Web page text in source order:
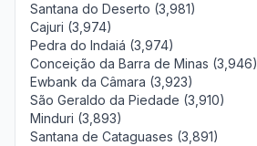
Santana do Deserto (3,981)
Cajuri (3,974)
Pedra do Indaiá (3,974)
Conceição da Barra de Minas (3,946)
Ewbank da Câmara (3,923)
São Geraldo da Piedade (3,910)
Minduri (3,893)
Santana de Cataguases (3,891)